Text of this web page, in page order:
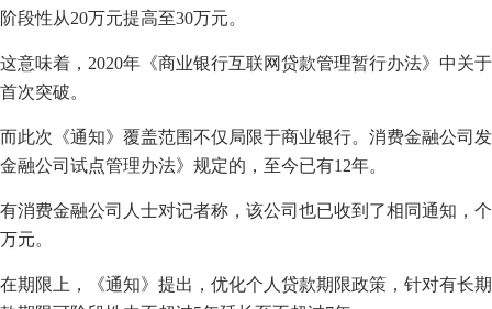
阶段性从20万元提高至30万元。
这意味着，2020年《商业银行互联网贷款管理暂行办法》中关
首次突破。
而此次《通知》覆盖范围不仅局限于商业银行。消费金融公司
金融公司试点管理办法》规定的，至今已有12年。
有消费金融公司人士对记者称，该公司也已收到了相同通知，
万元。
在期限上，《通知》提出，优化个人贷款期限政策，针对有长